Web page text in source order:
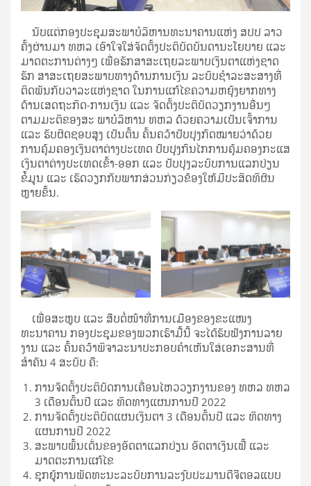
ນັບແຕ່ກອງປະຊຸມສະພາບໍລິຫານທະນາຄານແຫ່ງ ສປປ ລາວ
ຄັ້ງຜ່ານມາ ທຫລ ເອົາໃຈໃສ່ຈັດຕັ້ງປະຕິບັດບັນດານະໂຍບາຍ ແລະ
ມາດຕະການຕ່າງໆ ເພື່ອຮັກສາສະເຖຍລະພາບເງິນຕາແຫ່ງຊາດ
ຮັກ ສາສະເຖຍສະພາບທາງດ້ານການເງິນ ລະບົບຊຳລະສະສາງທີ່
ຕິດພັນກັບວາລະແຫ່ງຊາດ ໃນການແກ້ໄຂຄວາມຫຍຸ້ງຍາກທາງ
ດ້ານເສດຖະກິດ-ການເງິນ ແລະ ຈັດຕັ້ງປະຕິບັດວຽກງານອື່ນໆ
ຕາມມະຕິຂອງສະ ພາບໍລິຫານ ທຫລ ດ້ວຍຄວາມເປັນເຈົ້າການ
ແລະ ຮັບຜິດຊອບສູງ ເປັນຕົ້ນ ຄົ້ນຄວ້າປັບປຸງກົດໝາຍວ່າດ້ວຍ
ການຄຸ້ມຄອງເງິນຕາຕ່າງປະເທດ ປັບປຸງກົນໄກການຄຸ້ມຄອງກະແສ
ເງິນຕາຕ່າງປະເທດເຂົ້າ-ອອກ ແລະ ປັບປຸງລະບົບການແລກປ່ຽນ
ຂໍ້ມູນ ແລະ ເຮັດວຽກກັບພາກສ່ວນກ່ຽວຂ້ອງໃຫ້ມີປະສິດທິຜົນ
ຫຼາຍຂຶ້ນ.
ເພື່ອສະຫຼຸບ ແລະ ສືບຕໍ່ໜ້າທີ່ການເມືອງຂອງຂະແໜງ
ທະນາຄານ ກອງປະຊຸມຂອງພວກເຮົາມື້ນີ້ ຈະໄດ້ຮັບຟັງການລາຍ
ງານ ແລະ ຄົ້ນຄວ້າພິຈາລະນາປະກອບຄຳເຫັນໃສ່ເອກະສານທີ່
ສຳຄັນ 4 ສະບັບ ຄື:
ການຈັດຕັ້ງປະຕິບັດການເຄື່ອນໄຫວວຽກງານຂອງ ທຫລ ທຫລ
3 ເດືອນຕົ້ນປີ ແລະ ທິດທາງແຜນການປີ 2022
ການຈັດຕັ້ງປະຕິບັດແຜນເງິນຕາ 3 ເດືອນຕົ້ນປີ ແລະ ທິດທາງ
ແຜນການປີ 2022
ສະພາບພົ້ນເດັ່ນຂອງອັດຕາແລກປ່ຽນ ອັດຕາເງິນເຟີ້ ແລະ
ມາດຕະການແກ້ໄຂ
ຊຸກຍູ້ການພັດທະນະລະບົບການລະງົບປະມານດີຈີຕອລແບບ